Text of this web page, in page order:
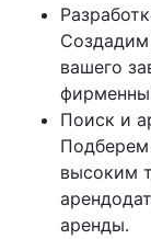
вашего
Поиск и
Подберем
высоким
аренды.